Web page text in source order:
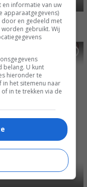
informatie van uw
apparaatgegevens)
en gedeeld met
gebruikt. Wij
belang. U kunt
hieronder te
het sitemenu naar
in te trekken via de